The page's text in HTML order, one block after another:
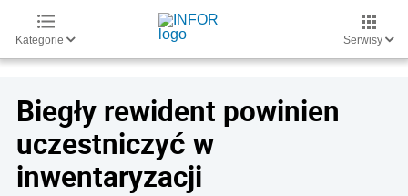
Kategorie Serwisy
Biegły rewident powinien
uczestniczyć w
inwentaryzacji